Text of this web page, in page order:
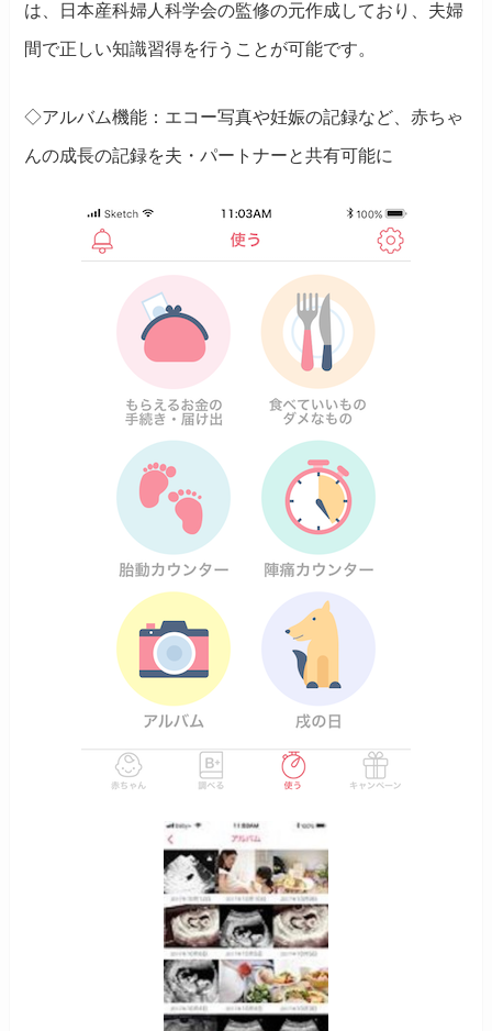
は、日本産科婦人科学会の監修の元作成しており、夫婦
間で正しい知識習得を行うことが可能です。
◇アルバム機能：エコー写真や妊娠の記録など、赤ちゃ
んの成長の記録を夫・パートナーと共有可能に